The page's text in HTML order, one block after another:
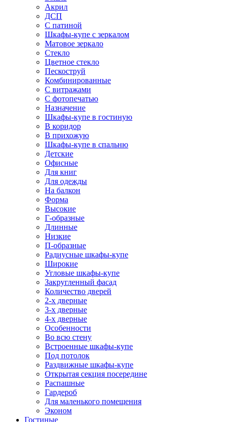
Акрил
ДСП
С патиной
Шкафы-купе с зеркалом
Матовое зеркало
Стекло
Цветное стекло
Пескоструй
Комбинированные
С витражами
С фотопечатью
Назначение
Шкафы-купе в гостиную
В коридор
В прихожую
Шкафы-купе в спальню
Детские
Офисные
Для книг
Для одежды
На балкон
Форма
Высокие
Г-образные
Длинные
Низкие
П-образные
Радиусные шкафы-купе
Широкие
Угловые шкафы-купе
Закругленный фасад
Количество дверей
2-х дверные
3-х дверные
4-х дверные
Особенности
Во всю стену
Встроенные шкафы-купе
Под потолок
Раздвижные шкафы-купе
Открытая секция посередине
Распашные
Гардероб
Для маленького помещения
Эконом
Гостиные